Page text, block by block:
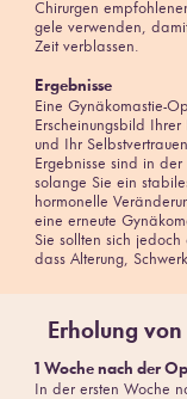
Chirurgen
gele verwenden,
Zeit verblassen.
Ergebnisse
Eine Gynäkomastie-
Erscheinungsbild Ihrer
und Ihr
Ergebnisse sind in
solange Sie ein
hormonelle
eine erneute
Sie sollten sich
dass Alterung,
Erholung
1 Woche nach der
In der ersten Woche